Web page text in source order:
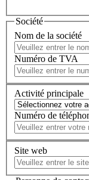
Société
Nom de la société
Numéro de TVA
Activité principale
Numéro de
Site web